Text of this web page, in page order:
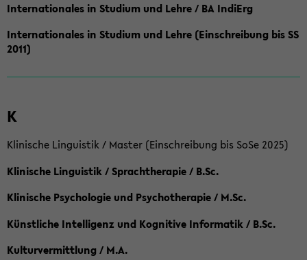
Internationales in Studium und Lehre / BA IndiErg
Internationales in Studium und Lehre (Einschreibung bis SS
2011)
K
Klinische Linguistik / Master (Einschreibung bis SoSe 2025)
Klinische Linguistik / Sprachtherapie / B.Sc.
Klinische Psychologie und Psychotherapie / M.Sc.
Künstliche Intelligenz und Kognitive Informatik / B.Sc.
Kulturvermittlung / M.A.